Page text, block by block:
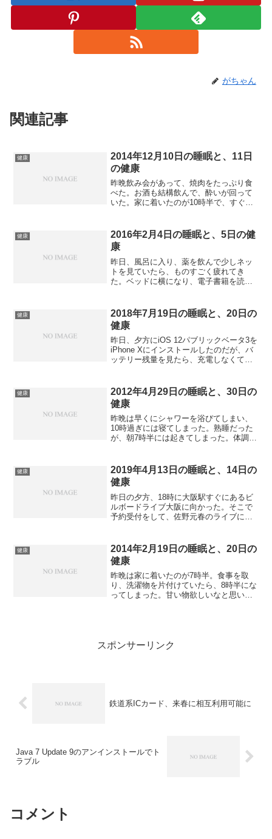
がちゃん
関連記事
健康
2014年12月10日の睡眠と、11日
の健康
昨晩飲み会があって、焼肉をたっぷり食
べた。お酒も結構飲んで、酔いが回って
いた。家に着いたのが10時半で、すぐに
いたので、すぐに眠れた。睡眠の質はち
ょっと良くない。明...
健康
2016年2月4日の睡眠と、5日の健
康
昨日、風呂に入り、薬を飲んで少しネッ
トを見ていたら、ものすごく疲れてき
た。ベッドに横になり、電子書籍を読ん
ばしば眠りは浅くなるし、変な夢は見る
しで満足感が得られない。...
健康
2018年7月19日の睡眠と、20日の
健康
昨日、夕方にiOS 12パブリックベータ3を
iPhone Xにインストールしたのだが、バ
ッテリー残量を見たら、充電しなくても
し早く食べた。その後、ネットを見て、
入浴し、...
健康
2012年4月29日の睡眠と、30日の
健康
昨晩は早くにシャワーを浴びてしまい、
10時過ぎには寝てしまった。熟睡だった
が、朝7時半には起きてしまった。体調的
は何ともなしにネットを見ていた。天気
が気になって何度も外...
健康
2019年4月13日の睡眠と、14日の
健康
昨日の夕方、18時に大阪駅すぐにあるビ
ルボードライブ大阪に向かった。そこで
予約受付をして、佐野元春のライブに入
生ビールを2杯飲み、ピザを堪能した。ラ
イブは19時半に始ま...
健康
2014年2月19日の睡眠と、20日の
健康
昨晩は家に着いたのが7時半。食事を取
り、洗濯物を片付けていたら、8時半にな
ってしまった。甘い物欲しいなと思いな
スポンサーリンク
鉄道系ICカード、来春に相互利用可能に
Java 7 Update 9のアンインストールでト
ラブル
コメント